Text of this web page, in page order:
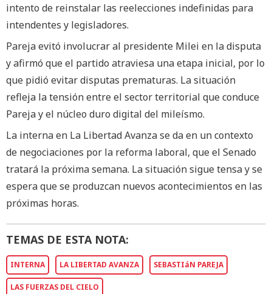
intento de reinstalar las reelecciones indefinidas para
intendentes y legisladores.
Pareja evitó involucrar al presidente Milei en la disputa
y afirmó que el partido atraviesa una etapa inicial, por lo
que pidió evitar disputas prematuras. La situación
refleja la tensión entre el sector territorial que conduce
Pareja y el núcleo duro digital del mileísmo.
La interna en La Libertad Avanza se da en un contexto
de negociaciones por la reforma laboral, que el Senado
tratará la próxima semana. La situación sigue tensa y se
espera que se produzcan nuevos acontecimientos en las
próximas horas.
TEMAS DE ESTA NOTA:
INTERNA LA LIBERTAD AVANZA SEBASTIáN PAREJA
LAS FUERZAS DEL CIELO